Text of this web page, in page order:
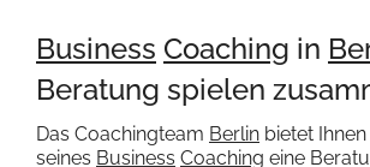
Business Coaching in
Beratung spielen
Das Coachingteam Berlin bietet
seines Business Coaching eine